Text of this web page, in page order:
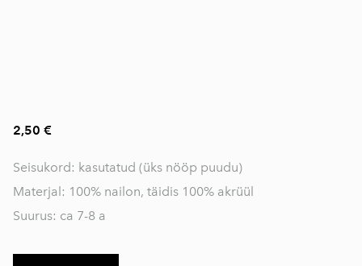
2,50 €
Seisukord: kasutatud (üks nööp puudu)
Materjal: 100% nailon, täidis 100% akrüül
Suurus: ca 7-8 a